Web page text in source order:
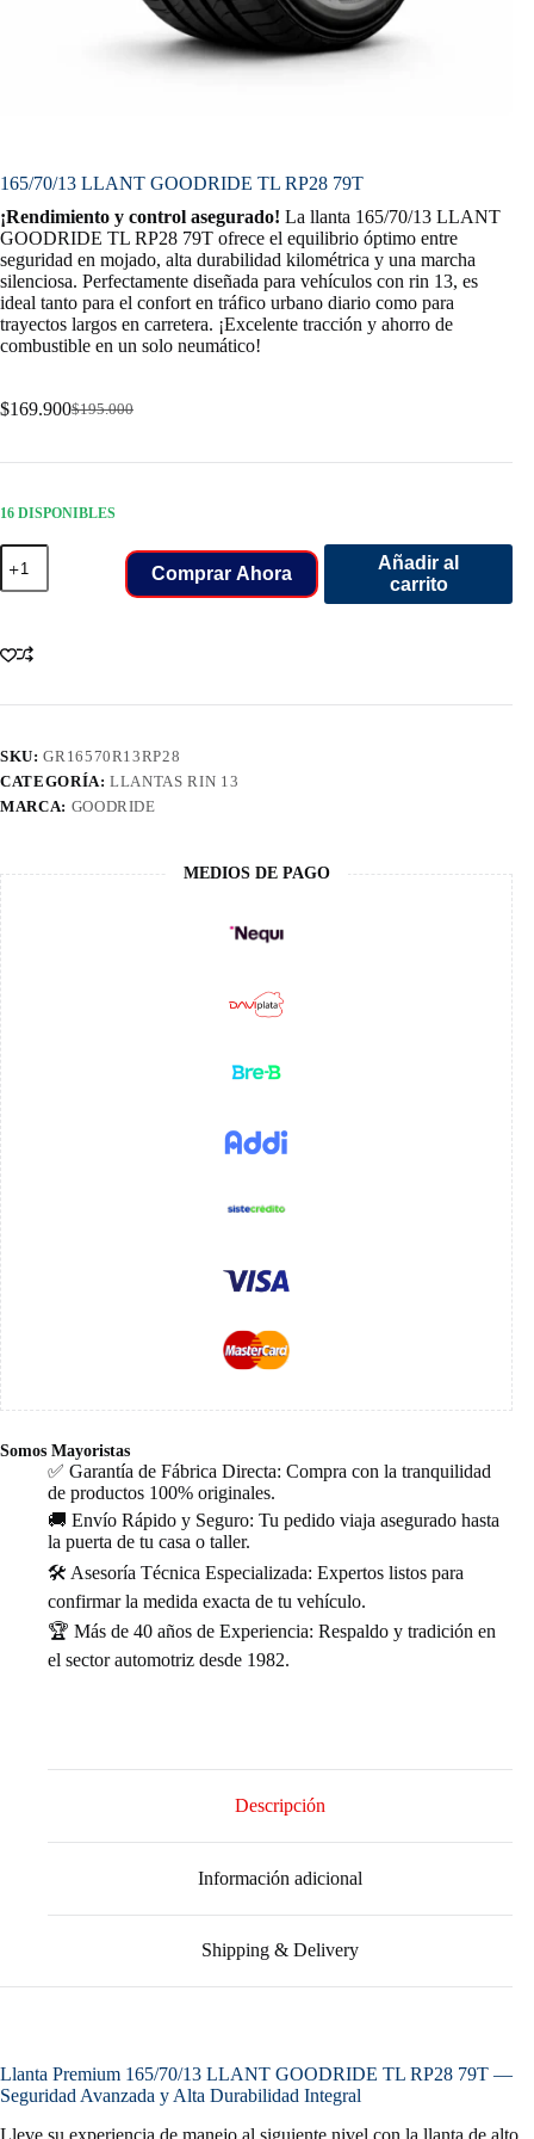
165/70/13 LLANT GOODRIDE TL RP28 79T
¡Rendimiento y control asegurado! La llanta 165/70/13 LLANT
GOODRIDE TL RP28 79T ofrece el equilibrio óptimo entre
seguridad en mojado, alta durabilidad kilométrica y una marcha
silenciosa. Perfectamente diseñada para vehículos con rin 13, es
ideal tanto para el confort en tráfico urbano diario como para
trayectos largos en carretera. ¡Excelente tracción y ahorro de
combustible en un solo neumático!
$195.000
Original
was:
$169.900Current
is:
16 DISPONIBLES
165/70/13
LLANT
GOODRIDE
79T
Comprar Ahora
Añadir al
carrito
SKU:GR16570R13RP28
CATEGORÍA:LLANTAS RIN 13
MARCA: GOODRIDE
MEDIOS DE PAGO
Somos Mayoristas
✅ Garantía de Fábrica Directa: Compra con la tranquilidad
de productos 100% originales.
🚚 Envío Rápido y Seguro: Tu pedido viaja asegurado hasta
la puerta de tu casa o taller.
🛠️ Asesoría Técnica Especializada: Expertos listos para
confirmar la medida exacta de tu vehículo.
🏆 Más de 40 años de Experiencia: Respaldo y tradición en
el sector automotriz desde 1982.
Descripción
Información adicional
Shipping & Delivery
Llanta Premium 165/70/13 LLANT GOODRIDE TL RP28 79T —
Seguridad Avanzada y Alta Durabilidad Integral
Lleve su experiencia de manejo al siguiente nivel con la llanta de alto